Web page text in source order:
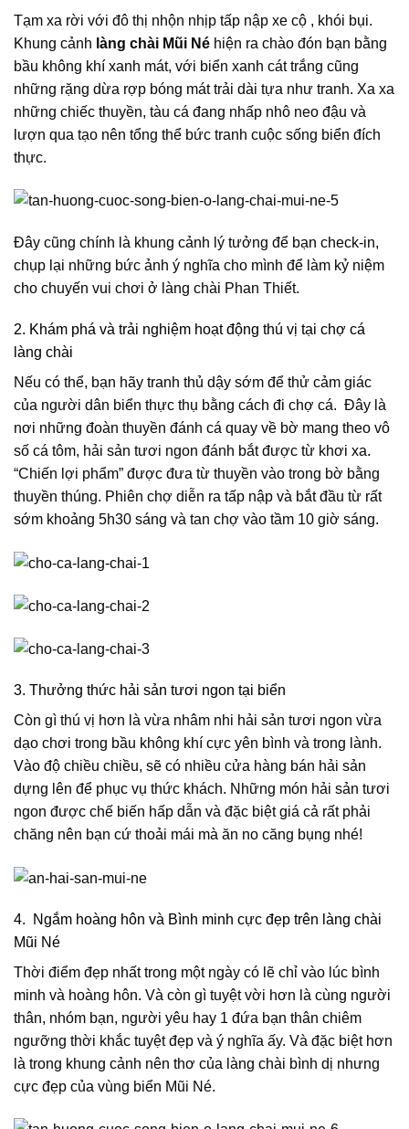
Tạm xa rời với đô thị nhộn nhịp tấp nập xe cộ , khói bụi.
Khung cảnh làng chài Mũi Né hiện ra chào đón bạn bằng
bầu không khí xanh mát, với biển xanh cát trắng cũng
những rặng dừa rợp bóng mát trải dài tựa như tranh. Xa xa
những chiếc thuyền, tàu cá đang nhấp nhô neo đậu và
lượn qua tạo nên tổng thể bức tranh cuộc sống biển đích
thực.
Đây cũng chính là khung cảnh lý tưởng để bạn check-in,
chụp lại những bức ảnh ý nghĩa cho mình để làm kỷ niệm
cho chuyến vui chơi ở làng chài Phan Thiết.
2. Khám phá và trải nghiệm hoạt động thú vị tại chợ cá
làng chài
Nếu có thể, bạn hãy tranh thủ dậy sớm để thử cảm giác
của người dân biển thực thụ bằng cách đi chợ cá. Đây là
nơi những đoàn thuyền đánh cá quay về bờ mang theo vô
số cá tôm, hải sản tươi ngon đánh bắt được từ khơi xa.
“Chiến lợi phẩm” được đưa từ thuyền vào trong bờ bằng
thuyền thúng. Phiên chợ diễn ra tấp nập và bắt đầu từ rất
sớm khoảng 5h30 sáng và tan chợ vào tầm 10 giờ sáng.
3. Thưởng thức hải sản tươi ngon tại biển
Còn gì thú vị hơn là vừa nhâm nhi hải sản tươi ngon vừa
dạo chơi trong bầu không khí cực yên bình và trong lành.
Vào độ chiều chiều, sẽ có nhiều cửa hàng bán hải sản
dựng lên để phục vụ thức khách. Những món hải sản tươi
ngon được chế biến hấp dẫn và đặc biệt giá cả rất phải
chăng nên bạn cứ thoải mái mà ăn no căng bụng nhé!
4. Ngắm hoàng hôn và Bình minh cực đẹp trên làng chài
Mũi Né
Thời điểm đẹp nhất trong một ngày có lẽ chỉ vào lúc bình
minh và hoàng hôn. Và còn gì tuyệt vời hơn là cùng người
thân, nhóm bạn, người yêu hay 1 đứa bạn thân chiêm
ngưỡng thời khắc tuyệt đẹp và ý nghĩa ấy. Và đặc biệt hơn
là trong khung cảnh nên thơ của làng chài bình dị nhưng
cực đẹp của vùng biển Mũi Né.